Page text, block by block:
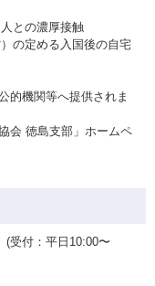
との濃厚接触
の定める入国後の自宅
的機関等へ提供されま
会 徳島支部」ホームペ
受付：平日10:00〜